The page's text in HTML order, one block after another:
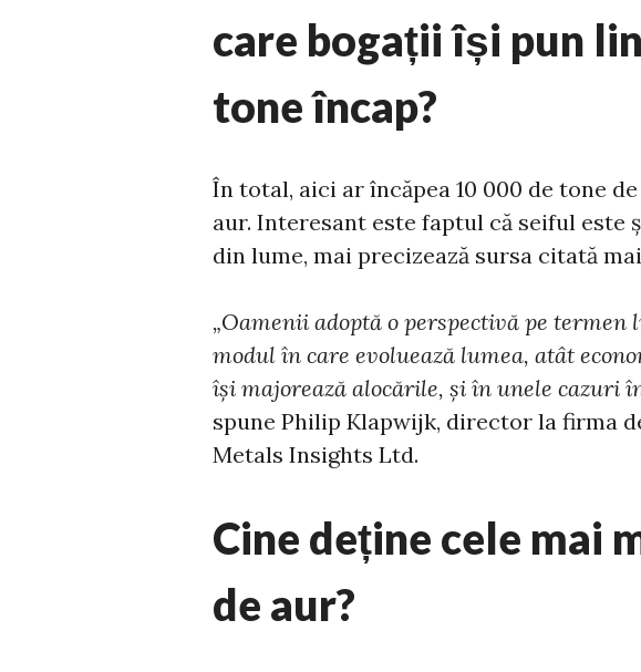
care bogații își pun
tone încap?
În total, aici ar încăpea 10 000 de tone
aur. Interesant este faptul că seiful
din lume, mai precizează sursa citată
„Oamenii adoptă o perspectivă pe
modul în care evoluează lumea, atât
îşi majorează alocările, şi în unele cazuri
spune Philip Klapwijk, director la firma
Metals Insights Ltd.
Cine deține cele mai
de aur?